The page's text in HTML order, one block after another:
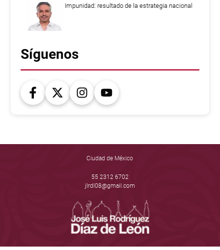
Impunidad: resultado de la estrategia nacional
Síguenos
Ciudad de México
55 2312 6702
jlrdl08@gmail.com